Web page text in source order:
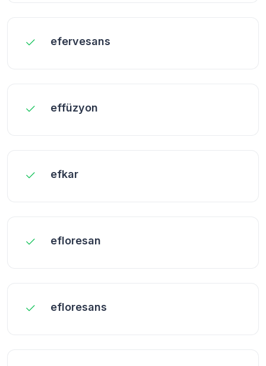
efervesans
effüzyon
efkar
efloresan
efloresans